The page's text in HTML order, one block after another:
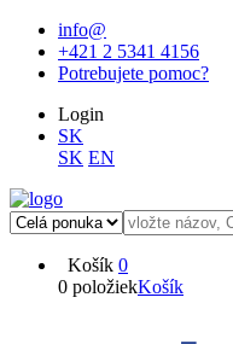
info@
+421 2 5341 4156
Potrebujete pomoc?
Login
SK
SK EN
Košík 0
0 položiekKošík